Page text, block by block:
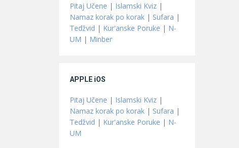
Pitaj Učene | Islamski Kviz |
Namaz korak po korak | Sufara |
Tedžvid | Kur'anske Poruke | N-
UM | Minber
APPLE iOS
Pitaj Učene | Islamski Kviz |
Namaz korak po korak | Sufara |
Tedžvid | Kur'anske Poruke | N-
UM